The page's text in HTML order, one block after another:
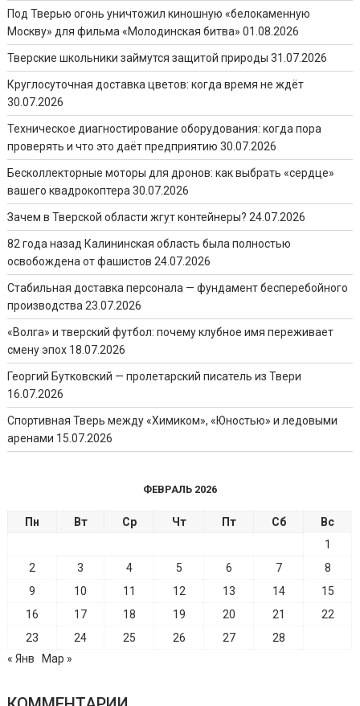
Под Тверью огонь уничтожил киношную «белокаменную
Москву» для фильма «Молодинская битва» 01.08.2026
Тверские школьники займутся защитой природы 31.07.2026
Круглосуточная доставка цветов: когда время не ждёт
30.07.2026
Техническое диагностирование оборудования: когда пора
проверять и что это даёт предприятию 30.07.2026
Бесколлекторные моторы для дронов: как выбрать «сердце»
вашего квадрокоптера 30.07.2026
Зачем в Тверской области жгут контейнеры? 24.07.2026
82 года назад Калининская область была полностью
освобождена от фашистов 24.07.2026
Стабильная доставка персонала — фундамент бесперебойного
производства 23.07.2026
«Волга» и тверский футбол: почему клубное имя переживает
смену эпох 18.07.2026
Георгий Бутковский — пролетарский писатель из Твери
16.07.2026
Спортивная Тверь между «Химиком», «Юностью» и ледовыми
аренами 15.07.2026
ФЕВРАЛЬ 2026
Пн Вт Ср Чт Пт Сб
Вс
1
2
3 4 5 6 7
8
9
10 11 12 13 14
15
16
17 18 19 20 21
22
23
24 25 26 27
28
« Янв
Мар »